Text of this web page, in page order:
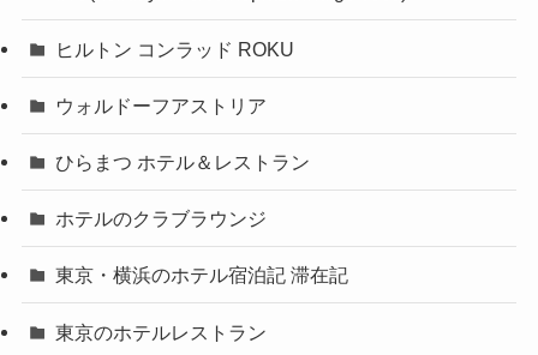
ヒルトン コンラッド ROKU
ウォルドーフアストリア
ひらまつ ホテル＆レストラン
ホテルのクラブラウンジ
東京・横浜のホテル宿泊記 滞在記
東京のホテルレストラン